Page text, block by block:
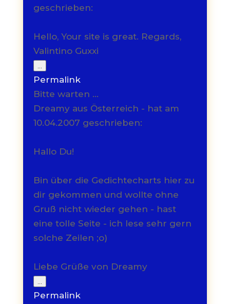
geschrieben:
Hello, Your site is great. Regards,
Valintino Guxxi
Metabox
ein-/ausblenden.
Permalink
Bitte warten …
Dreamy aus Österreich - hat am
10.04.2007 geschrieben:
Hallo Du!
Bin über die Gedichtecharts hier zu
dir gekommen und wollte ohne
Gruß nicht wieder gehen - hast
eine tolle Seite - ich lese sehr gern
solche Zeilen ;o)
Liebe Grüße von Dreamy
Metabox
ein-/ausblenden.
Permalink